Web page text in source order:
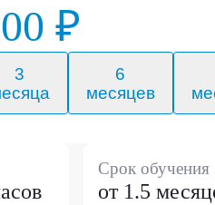
₽
3
6
месяцев
Срок обучения
от 1.5